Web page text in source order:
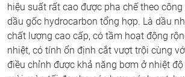
hiệu suất rất cao được pha chế theo
dầu gốc hydrocarbon tổng hợp. Là dầu
chất lượng cao cấp, có tầm hoạt động
nhiệt, có tính ổn định cắt vượt trội cùng
điều chỉnh được khả năng bơm ở nhiệt